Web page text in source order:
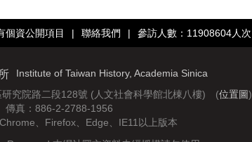
個資公開項目 | 聯絡我們 | 參訪人數：11908604人次
Institute of Taiwan History, Academia Sinica
究院路二段128號 (人文社會科學館北棟八樓) (位置圖)
真：886-2-2788-1956
、Firefox、Edge、IE11以上版本